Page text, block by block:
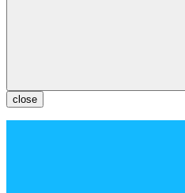
close